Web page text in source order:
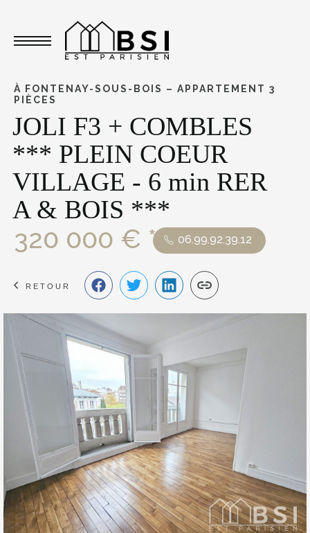
À FONTENAY-SOUS-BOIS – APPARTEMENT 3
PIÈCES
JOLI F3 + COMBLES
*** PLEIN COEUR
VILLAGE - 6 min RER
A & BOIS ***
320 000 € * 06.99.92.39.12
RETOUR
Toggle navigation